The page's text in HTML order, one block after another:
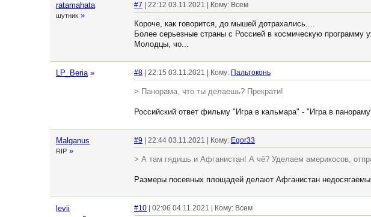
ratamahata
шутник »
#7 | 22:12 03.11.2021 | Кому: Всем
Короче, как говорится, до мышей дотрахались....
Более серьезные страны с Россией в космическую программу
Молодцы, чо...
LP_Beria » #8 | 22:15 03.11.2021 | Кому: Пальтоконь
> Панорама, что ты делаешь? Прекрати!
Российский ответ фильму "Игра в кальмара" - "Игра в
Malganus
RIP »
#9 | 22:44 03.11.2021 | Кому: Egor33
> А там гядишь и Афганистан! А чё? Уделаем америкосов,
Размеры посевных площадей делают Афганистан
levii #10 | 02:06 04.11.2021 | Кому: Всем